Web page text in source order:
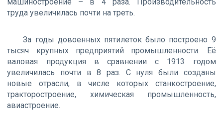
труда увеличилась почти на треть.
За годы довоенных пятилеток было построено 9
тысяч крупных предприятий промышленности. Её
валовая продукция в сравнении с 1913 годом
увеличилась почти в 8 раз. С нуля были созданы
новые отрасли, в числе которых станкостроение,
тракторостроение, химическая промышленность,
авиастроение.